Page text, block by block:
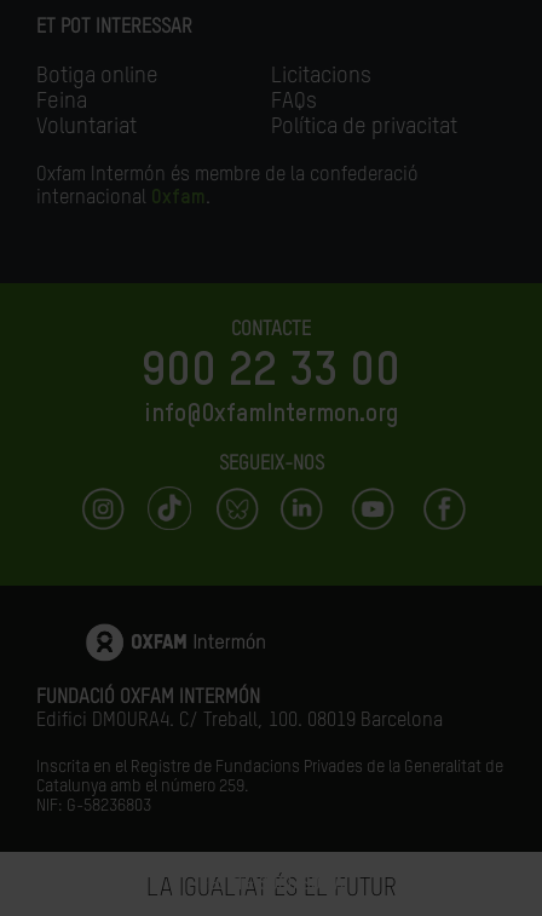
FES-TE SOCI/SÒCIA
ET POT INTERESSAR
Botiga online
Feina
Voluntariat
Licitacions
FAQs
Política de privacitat
Oxfam Intermón és membre de la confederació
internacional Oxfam.
CONTACTE
900 22 33 00
info@OxfamIntermon.org
SEGUEIX-NOS
FUNDACIÓ OXFAM INTERMÓN
Edifici DMOURA4. C/ Treball, 100. 08019 Barcelona
Inscrita en el Registre de Fundacions Privades de la Generalitat de
Catalunya amb el número 259.
NIF: G-58236803
LA IGUALTAT ÉS EL FUTUR